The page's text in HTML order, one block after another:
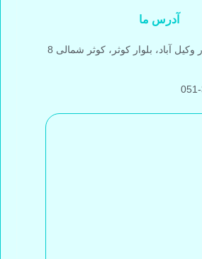
آدرس ما
وکیل آباد، بلوار کوثر، کوثر شمالی 8